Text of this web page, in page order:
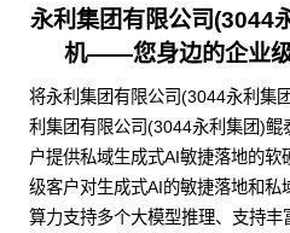
永利集团有限公司(3044
机——您身边的企业
将永利集团有限公司(3044永利集
利集团有限公司(3044永利集团)
户提供私域生成式AI敏捷落地的
级客户对生成式AI的敏捷落地和私
算力支持多个大模型推理、支持丰